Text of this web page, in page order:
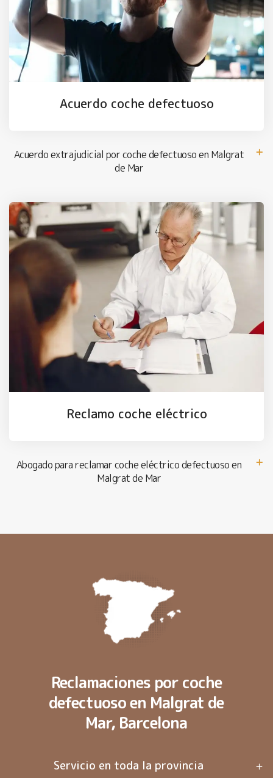
Acuerdo coche defectuoso
Acuerdo extrajudicial por coche defectuoso en Malgrat
de Mar
Reclamo coche eléctrico
Abogado para reclamar coche eléctrico defectuoso en
Malgrat de Mar
Reclamaciones por coche
defectuoso en Malgrat de
Mar, Barcelona
Servicio en toda la provincia